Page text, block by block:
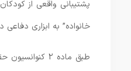
پشتیبانی واقعی از
خانواده” به ابزاری دفاعی